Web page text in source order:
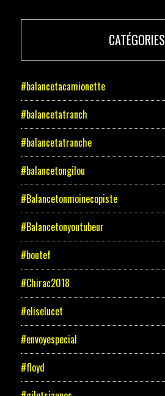
CATÉGORIES
#balancetacamionette
#balancetatranch
#balancetatranche
#balancetongilou
#Balancetonmoinecopiste
#Balancetonyoutubeur
#boutef
#Chirac2018
#eliselucet
#envoyespecial
#floyd